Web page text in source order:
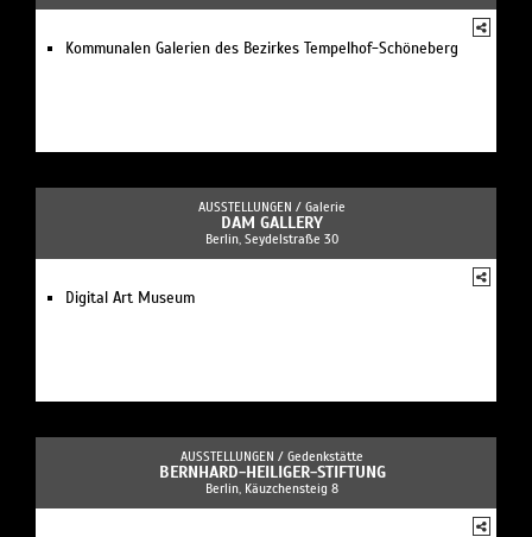
Kommunalen Galerien des Bezirkes Tempelhof-Schöneberg
AUSSTELLUNGEN / Galerie
DAM GALLERY
Berlin, Seydelstraße 30
Digital Art Museum
AUSSTELLUNGEN / Gedenkstätte
BERNHARD-HEILIGER-STIFTUNG
Berlin, Käuzchensteig 8